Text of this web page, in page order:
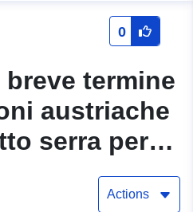
0
termine
austriache
serra per il
2022).
Actions